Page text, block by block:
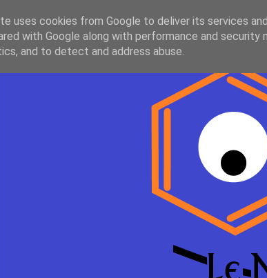
uses cookies from Google to deliver its services
with Google along with performance and
and to detect and address abuse.